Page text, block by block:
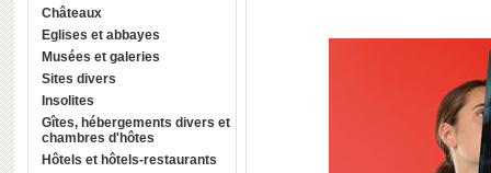
Châteaux
Eglises et abbayes
Musées et galeries
Sites divers
Insolites
Gîtes, hébergements divers et
chambres d'hôtes
Hôtels et hôtels-restaurants